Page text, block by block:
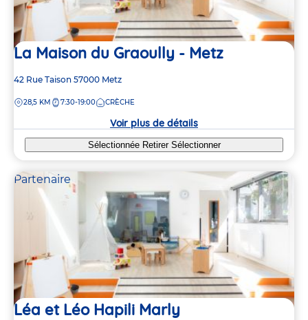
La Maison du Graoully - Metz
Adresse
la
42 Rue Taison 57000 Metz
DISTANCE
28,5 KM 7:30-19:00 CRÈCHE
Voir plus de détails
Sélectionnée Retirer Sélectionner
Partenaire
Léa et Léo Hapili Marly